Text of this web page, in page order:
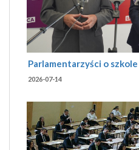
Parlamentarzyści o
2026-07-14